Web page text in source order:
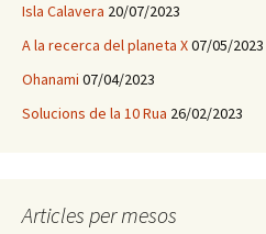
Isla Calavera 20/07/2023
A la recerca del planeta X07/05/2023
Ohanami 07/04/2023
Solucions de la 10 Rua 26/02/2023
Articles per mesos